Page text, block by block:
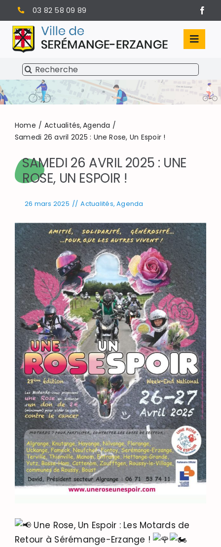
Passer
au
contenu
03 82 58 09 89
SÉRÉMANGE-ERZANGE
VIE MUNICIPALE
VIVRE À SERÉMANGE-ERZANGE
Rechercher:
Home Actualités Agenda
Samedi 26 avril 2025 : Une Rose, Un Espoir !
SAMEDI 26 AVRIL 2025 : UNE
ROSE, UN ESPOIR !
26 mars 2025 // Actualités,Agenda
Une Rose, Un Espoir : Les Motards de
Retour à Sérémange-Erzange !